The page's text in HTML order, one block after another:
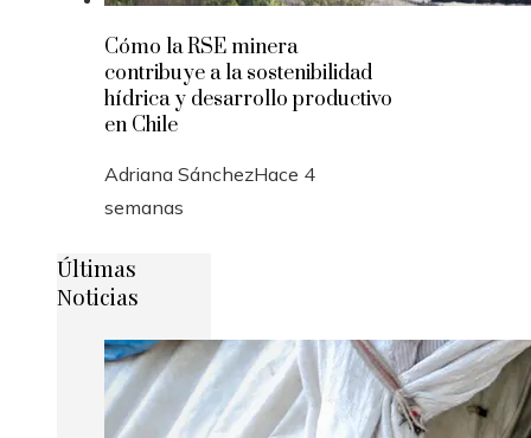
Cómo la RSE minera
contribuye a la sostenibilidad
hídrica y desarrollo productivo
en Chile
Adriana SánchezHace 4
semanas
Últimas
Noticias